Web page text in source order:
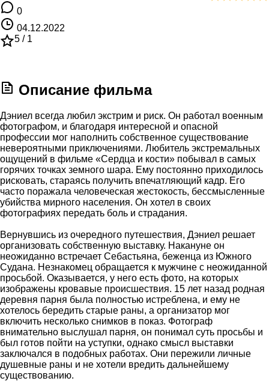
0
04.12.2022
5 / 1
Описание фильма
Дэниел всегда любил экстрим и риск. Он работал военным
фотографом, и благодаря интересной и опасной
профессии мог наполнить собственное существование
невероятными приключениями. Любитель экстремальных
ощущений в фильме «Сердца и кости» побывал в самых
горячих точках земного шара. Ему постоянно приходилось
рисковать, стараясь получить впечатляющий кадр. Его
часто поражала человеческая жестокость, бессмысленные
убийства мирного населения. Он хотел в своих
фотографиях передать боль и страдания.
Вернувшись из очередного путешествия, Дэниел решает
организовать собственную выставку. Накануне он
неожиданно встречает Себастьяна, беженца из Южного
Судана. Незнакомец обращается к мужчине с неожиданной
просьбой. Оказывается, у него есть фото, на которых
изображены кровавые происшествия. 15 лет назад родная
деревня парня была полностью истреблена, и ему не
хотелось бередить старые раны, а организатор мог
включить несколько снимков в показ. Фотограф
внимательно выслушал парня, он понимал суть просьбы и
был готов пойти на уступки, однако смысл выставки
заключался в подобных работах. Они пережили личные
душевные раны и не хотели вредить дальнейшему
существованию.